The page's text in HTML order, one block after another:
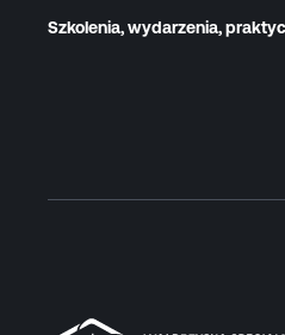
Szkolenia, wydarzenia,